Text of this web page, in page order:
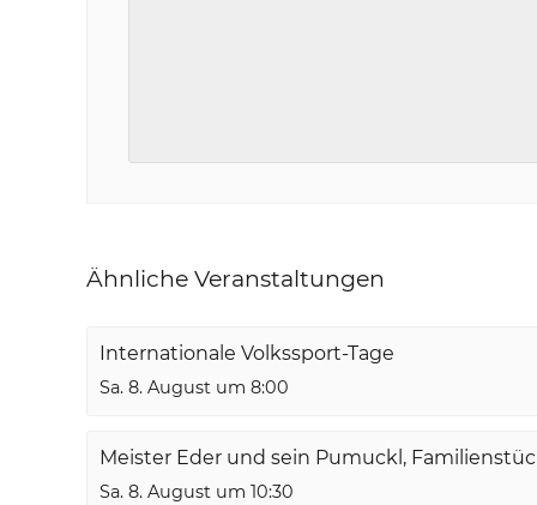
Ähnliche Veranstaltungen
Internationale Volkssport-Tage
Sa. 8. August um 8:00
Meister Eder und sein Pumuckl,
Sa. 8. August um 10:30